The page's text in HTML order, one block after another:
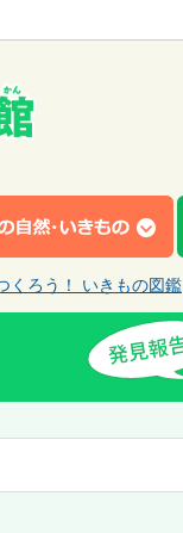
くろう！ いきもの図鑑